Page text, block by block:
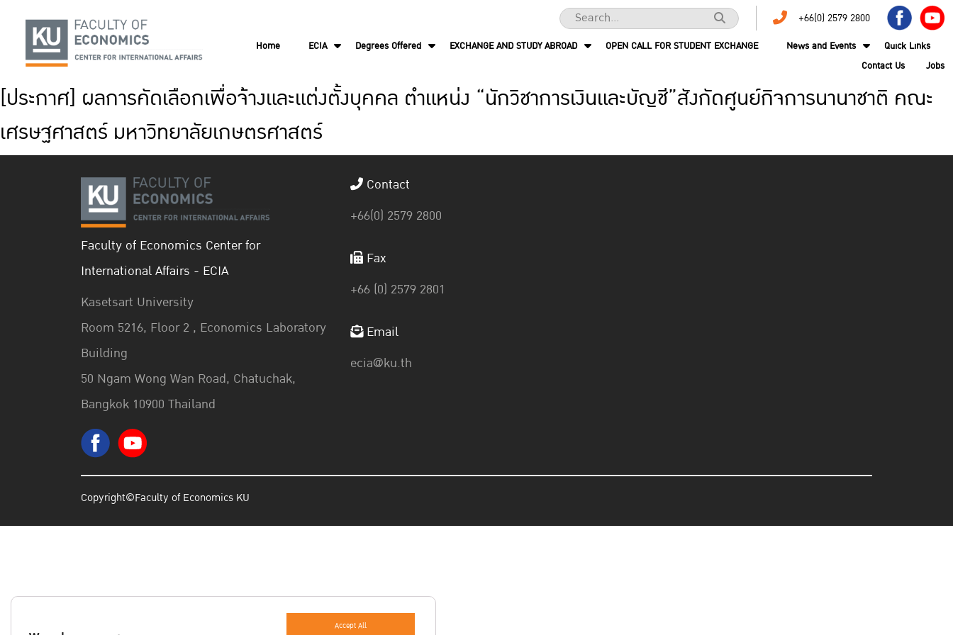
+66(0) 2579 2800
Home ECIA Degrees Offered EXCHANGE AND STUDY ABROAD OPEN CALL FOR STUDENT EXCHANGE News and Events
Quick Links
Contact Us
Jobs
[ประกาศ] ผลการคัดเลือกเพื่อจ้างและแต่งตั้งบุคคล ตำแหน่ง “นักวิชาการเงินและบัญชี”สังกัดศูนย์กิจการนานาชาติ คณะ
เศรษฐศาสตร์ มหาวิทยาลัยเกษตรศาสตร์
Faculty of Economics Center for
International Affairs - ECIA
Kasetsart University
Room 5216, Floor 2 , Economics Laboratory
Building
50 Ngam Wong Wan Road, Chatuchak,
Bangkok 10900 Thailand
Contact
+66(0) 2579 2800
Fax
+66 (0) 2579 2801
Email
ecia@ku.th
Copyright©Faculty of Economics KU
Accept All